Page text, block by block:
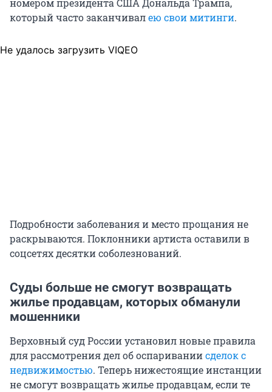
номером президента США Дональда Трампа,
который часто заканчивалею свои митинги.
Не удалось загрузить VIQEO
Подробности заболевания и место прощания не
раскрываются. Поклонники артиста оставили в
соцсетях десятки соболезнований.
Суды больше не смогут возвращать
жилье продавцам, которых обманули
мошенники
Верховный суд России установил новые правила
для рассмотрения дел об оспариваниисделок с
недвижимостью. Теперь нижестоящие инстанции
не смогут возвращать жилье продавцам, если те